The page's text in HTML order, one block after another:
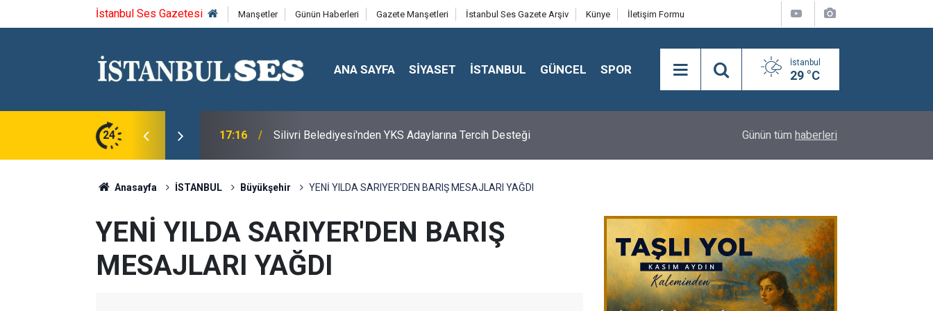
İstanbul Ses Gazetesi Manşetler Günün Haberleri Gazete Manşetleri İstanbul Ses Gazete Arşiv Künye İletişim Formu
ANA SAYFA SİYASET İSTANBUL GÜNCEL SPOR İstanbul
29 °C
24 17:16 Silivri Belediyesi'nden YKS Adaylarına Tercih Desteği BEYLİKDÜZÜ’NDE YAZ SPOR KURSLARI TÜM
Günün tüm haberleri
Anasayfa İSTANBUL Büyükşehir YENİ YILDA SARIYER'DEN BARIŞ MESAJLARI YAĞDI
YENİ YILDA SARIYER'DEN BARIŞ
MESAJLARI YAĞDI